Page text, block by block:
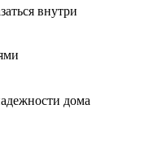
внутри
дома